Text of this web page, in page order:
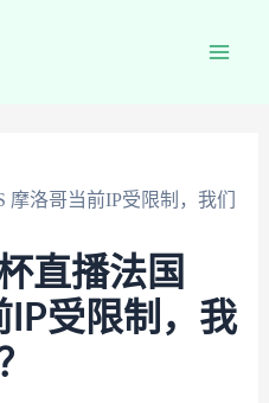
洛哥当前IP受限制，我们
直播法国
IP受限制，我